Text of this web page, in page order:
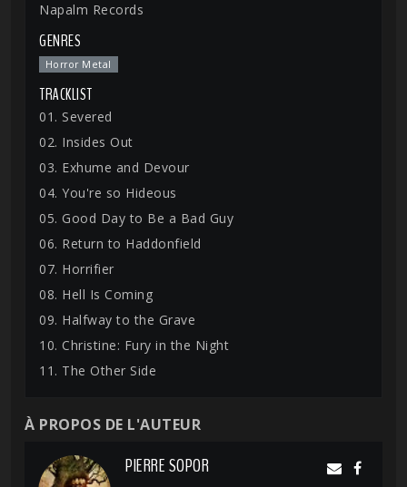
Napalm Records
GENRES
Horror Metal
TRACKLIST
01. Severed
02. Insides Out
03. Exhume and Devour
04. You're so Hideous
05. Good Day to Be a Bad Guy
06. Return to Haddonfield
07. Horrifier
08. Hell Is Coming
09. Halfway to the Grave
10. Christine: Fury in the Night
11. The Other Side
À PROPOS DE L'AUTEUR
PIERRE SOPOR